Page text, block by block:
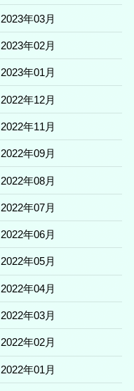
2023年03月
2023年02月
2023年01月
2022年12月
2022年11月
2022年09月
2022年08月
2022年07月
2022年06月
2022年05月
2022年04月
2022年03月
2022年02月
2022年01月